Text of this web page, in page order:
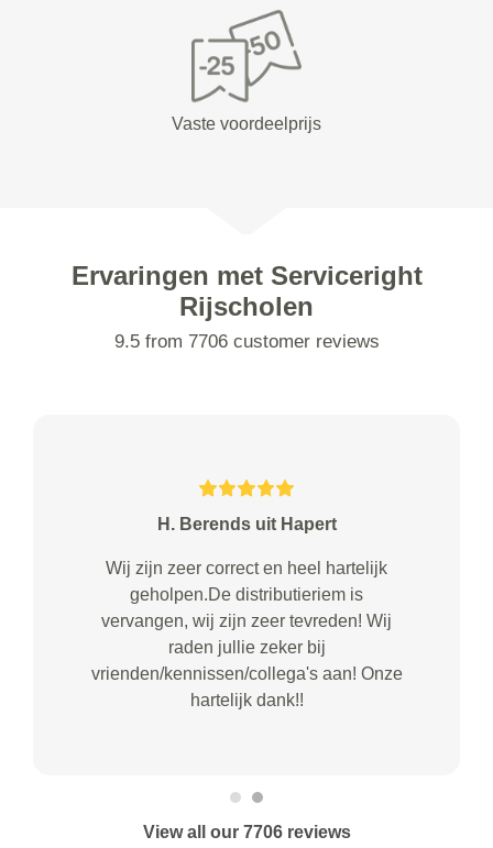
Vaste voordeelprijs
Ervaringen met Serviceright
Rijscholen
9.5 from 7706 customer reviews
H. Berends uit Hapert
Wij zijn zeer correct en heel hartelijk
geholpen.De distributieriem is
vervangen, wij zijn zeer tevreden! Wij
raden jullie zeker bij
vrienden/kennissen/collega's aan! Onze
hartelijk dank!!
View all our 7706 reviews